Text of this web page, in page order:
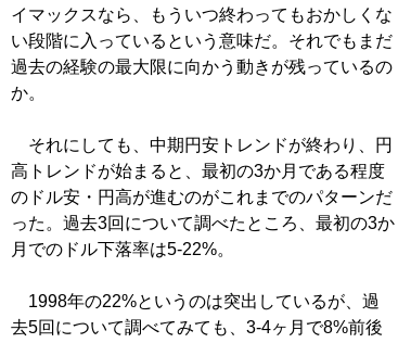
イマックスなら、もういつ終わってもおかしくな
い段階に入っているという意味だ。それでもまだ
過去の経験の最大限に向かう動きが残っているの
か。
それにしても、中期円安トレンドが終わり、円
高トレンドが始まると、最初の3か月である程度
のドル安・円高が進むのがこれまでのパターンだ
った。過去3回について調べたところ、最初の3か
月でのドル下落率は5‐22%。
1998年の22%というのは突出しているが、過
去5回について調べてみても、3‐4ヶ月で8%前後